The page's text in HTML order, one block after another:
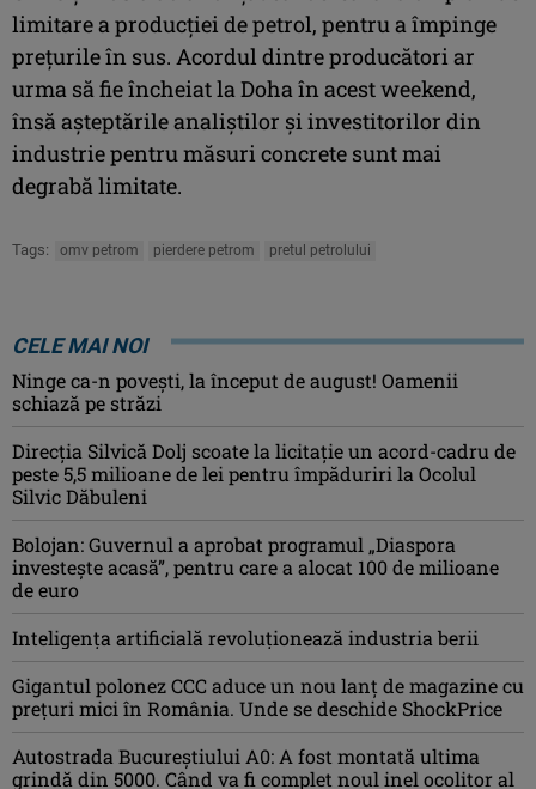
limitare a producţiei de petrol, pentru a împinge
preţurile în sus. Acordul dintre producători ar
urma să fie încheiat la Doha în acest weekend,
însă aşteptările analiştilor şi investitorilor din
industrie pentru măsuri concrete sunt mai
degrabă limitate.
Tags: omv petrom pierdere petrom pretul petrolului
CELE MAI NOI
Ninge ca-n povești, la început de august! Oamenii
schiază pe străzi
Direcția Silvică Dolj scoate la licitație un acord-cadru de
peste 5,5 milioane de lei pentru împăduriri la Ocolul
Silvic Dăbuleni
Bolojan: Guvernul a aprobat programul „Diaspora
investeşte acasă”, pentru care a alocat 100 de milioane
de euro
Inteligența artificială revoluționează industria berii
Gigantul polonez CCC aduce un nou lanț de magazine cu
prețuri mici în România. Unde se deschide ShockPrice
Autostrada Bucureștiului A0: A fost montată ultima
grindă din 5000. Când va fi complet noul inel ocolitor al